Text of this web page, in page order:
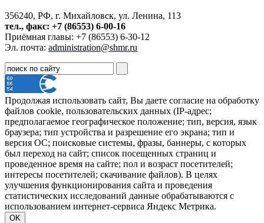
356240, РФ, г. Михайловск, ул. Ленина, 113
тел., факс: +7 (86553) 6-00-16
Приёмная главы: +7 (86553) 6-30-12
Эл. почта: administration@shmr.ru
Продолжая использовать сайт, Вы даете согласие на обработку
файлов cookie, пользовательских данных (IP-адрес;
предполагаемое географическое положение; тип, версия, язык
браузера; тип устройства и разрешение его экрана; тип и
версия ОС; поисковые системы, фразы, баннеры, с которых
был переход на сайт; список посещенных страниц и
проведенное время на сайте; пол и возраст посетителей;
интересы посетителей; скачивание файлов). В целях
улучшения функционирования сайта и проведения
статистических исследований данные обрабатываются с
использованием интернет-сервиса Яндекс Метрика.
OK